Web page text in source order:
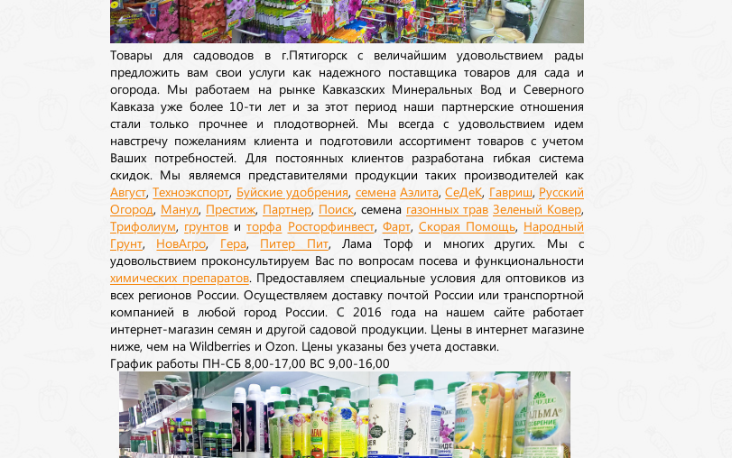
Товары для садоводов в г.Пятигорск с величайшим удовольствием рады
предложить вам свои услуги как надежного поставщика товаров для сада и
огорода. Мы работаем на рынке Кавказских Минеральных Вод и Северного
Кавказа уже более 10-ти лет и за этот период наши партнерские отношения
стали только прочнее и плодотворней. Мы всегда с удовольствием идем
навстречу пожеланиям клиента и подготовили ассортимент товаров с учетом
Ваших потребностей. Для постоянных клиентов разработана гибкая система
скидок. Мы являемся представителями продукции таких производителей как
Август ,Техноэкспорт Буйские удобрения семена Аэлита,СеДеК Гавриш Русский
Огород Манул Престиж Партнер Поиск , семена газонных трав Зеленый Ковер
Трифолиум грунтов иторфа Росторфинвест, Фарт, Скорая Помощь Народный
Грунт НовАгро Гера, Питер Пит, Лама Торф и многих других. Мы с
удовольствием проконсультируем Вас по вопросам посева и функциональности
химических препаратов. Предоставляем специальные условия для оптовиков из
всех регионов России. Осуществляем доставку почтой России или транспортной
компанией в любой город России. С 2016 года на нашем сайте работает
интернет-магазин семян и другой садовой продукции. Цены в интернет магазине
ниже, чем на Wildberries и Ozon. Цены указаны без учета доставки.
График работы ПН-СБ 8,00-17,00 ВС 9,00-16,00